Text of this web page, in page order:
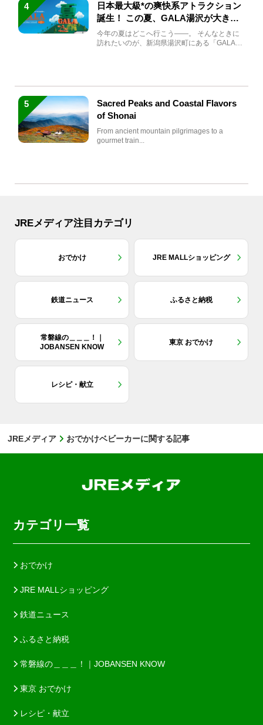
4
日本最大級*の爽快系アトラクション
誕生！ この夏、GALA湯沢が大きく
生まれ変わる
今年の夏はどこへ行こう――。 そんなときに
訪れたいのが、新潟県湯沢町にある「GALA湯
5
Sacred Peaks and Coastal Flavors
of Shonai
From ancient mountain pilgrimages to a
gourmet train...
JREメディア注目カテゴリ
おでかけ JRE MALLショッピング
鉄道ニュース ふるさと納税
常磐線の＿＿＿！｜
JOBANSEN KNOW
東京 おでかけ
レシピ・献立
JREメディア おでかけベビーカーに関する記事
カテゴリ一覧
おでかけ
JRE MALLショッピング
鉄道ニュース
ふるさと納税
常磐線の＿＿＿！｜JOBANSEN KNOW
東京 おでかけ
レシピ・献立